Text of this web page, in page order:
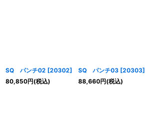
SQ パンチ02 [20302]
80,850円(税込)
SQ パンチ03 [20303]
88,660円(税込)